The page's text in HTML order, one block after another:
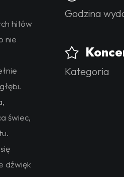
hitów
nie
świec,
dźwięk
Godzina
Kategoria